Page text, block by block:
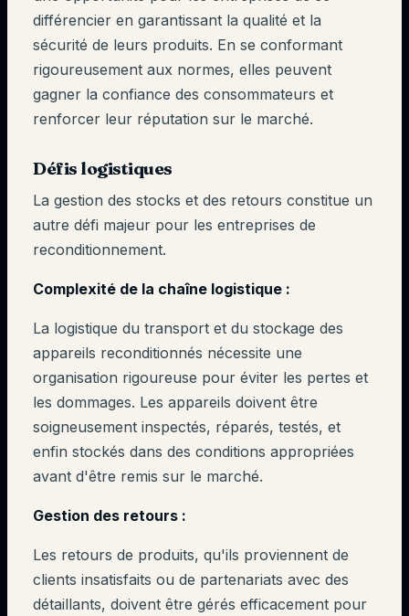
différencier en garantissant la qualité et la
sécurité de leurs produits. En se conformant
rigoureusement aux normes, elles peuvent
gagner la confiance des consommateurs et
renforcer leur réputation sur le marché.
Défis logistiques
La gestion des stocks et des retours constitue un
autre défi majeur pour les entreprises de
reconditionnement.
Complexité de la chaîne logistique :
La logistique du transport et du stockage des
appareils reconditionnés nécessite une
organisation rigoureuse pour éviter les pertes et
les dommages. Les appareils doivent être
soigneusement inspectés, réparés, testés, et
enfin stockés dans des conditions appropriées
avant d'être remis sur le marché.
Gestion des retours :
Les retours de produits, qu'ils proviennent de
clients insatisfaits ou de partenariats avec des
détaillants, doivent être gérés efficacement pour